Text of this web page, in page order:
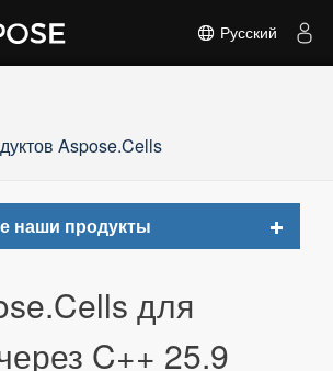
Русский
Aspose.Cells
наши продукты
Toggle
для
C++ 25.9